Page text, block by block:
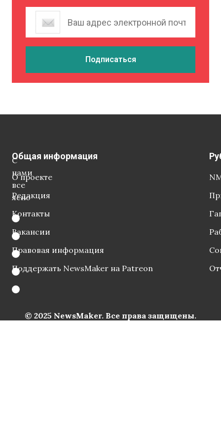
С
нами
все
ясно
Общая информация
О проекте
Редакция
Контакты
Вакансии
Правовая информация
Поддержать NewsMaker на Patreon
© 2025 NewsMaker. Все права защищены.